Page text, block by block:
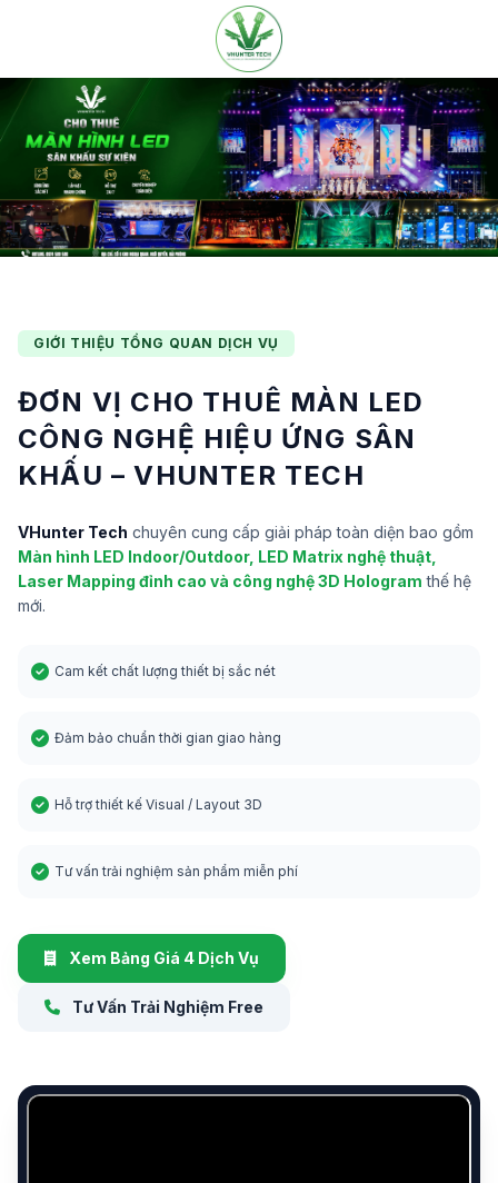
dung
GIỚI THIỆU TỔNG QUAN DỊCH VỤ
ĐƠN VỊ CHO THUÊ MÀN LED
CÔNG NGHỆ HIỆU ỨNG SÂN
KHẤU – VHUNTER TECH
VHunter Tech chuyên cung cấp giải pháp toàn diện bao gồm
Màn hình LED Indoor/Outdoor, LED Matrix nghệ thuật,
Laser Mapping đỉnh cao và công nghệ 3D Hologram thế hệ
mới.
Cam kết chất lượng thiết bị sắc nét
Đảm bảo chuẩn thời gian giao hàng
Hỗ trợ thiết kế Visual / Layout 3D
Tư vấn trải nghiệm sản phẩm miễn phí
Xem Bảng Giá 4 Dịch Vụ
Tư Vấn Trải Nghiệm Free